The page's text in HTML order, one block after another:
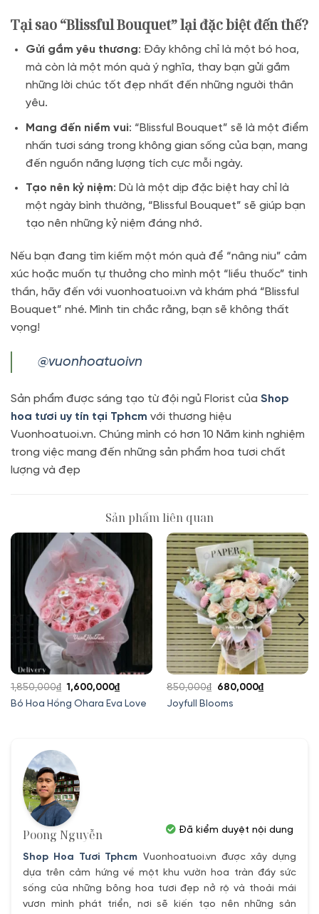
Tại sao “Blissful Bouquet” lại đặc biệt đến thế?
Gửi gắm yêu thương: Đây không chỉ là một bó hoa,
mà còn là một món quà ý nghĩa, thay bạn gửi gắm
những lời chúc tốt đẹp nhất đến những người thân
yêu.
Mang đến niềm vui: “Blissful Bouquet” sẽ là một điểm
nhấn tươi sáng trong không gian sống của bạn, mang
đến nguồn năng lượng tích cực mỗi ngày.
Tạo nên kỷ niệm: Dù là một dịp đặc biệt hay chỉ là
một ngày bình thường, “Blissful Bouquet” sẽ giúp bạn
tạo nên những kỷ niệm đáng nhớ.
Nếu bạn đang tìm kiếm một món quà để “nâng niu” cảm
xúc hoặc muốn tự thưởng cho mình một “liều thuốc” tinh
thần, hãy đến với vuonhoatuoi.vn và khám phá “Blissful
Bouquet” nhé. Mình tin chắc rằng, bạn sẽ không thất
vọng!
@vuonhoatuoivn
Sản phẩm được sáng tạo từ đội ngủ Florist của Shop
hoa tươi uy tín tại Tphcm với thương hiệu
Vuonhoatuoi.vn. Chúng mình có hơn 10 Năm kinh nghiệm
trong việc mang đến những sản phẩm hoa tươi chất
lượng và đẹp
Sản phẩm liên quan
Bó Hoa Hồng Ohara Eva Love
1,850,000₫ Giá
gốc
1,600,000₫Giá
hiện
Joyfull Blooms
850,000₫
Giá
gốc
680,000₫Giá
Poong Nguyễn
Shop Hoa Tươi Tphcm Vuonhoatuoi.vn được xây dựng
dựa trên cảm hứng về một khu vườn hoa tràn đầy sức
sống của những bông hoa tươi đẹp nở rộ và thoải mái
vươn mình phát triển, nơi sẽ kiến tạo nên những sản
Đã kiểm duyệt nội dung